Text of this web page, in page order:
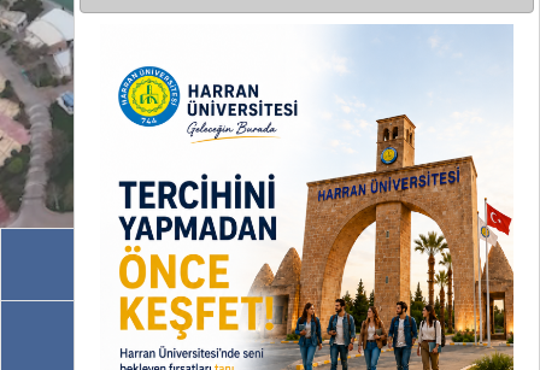
Akademik Birimler
İdari Birimler